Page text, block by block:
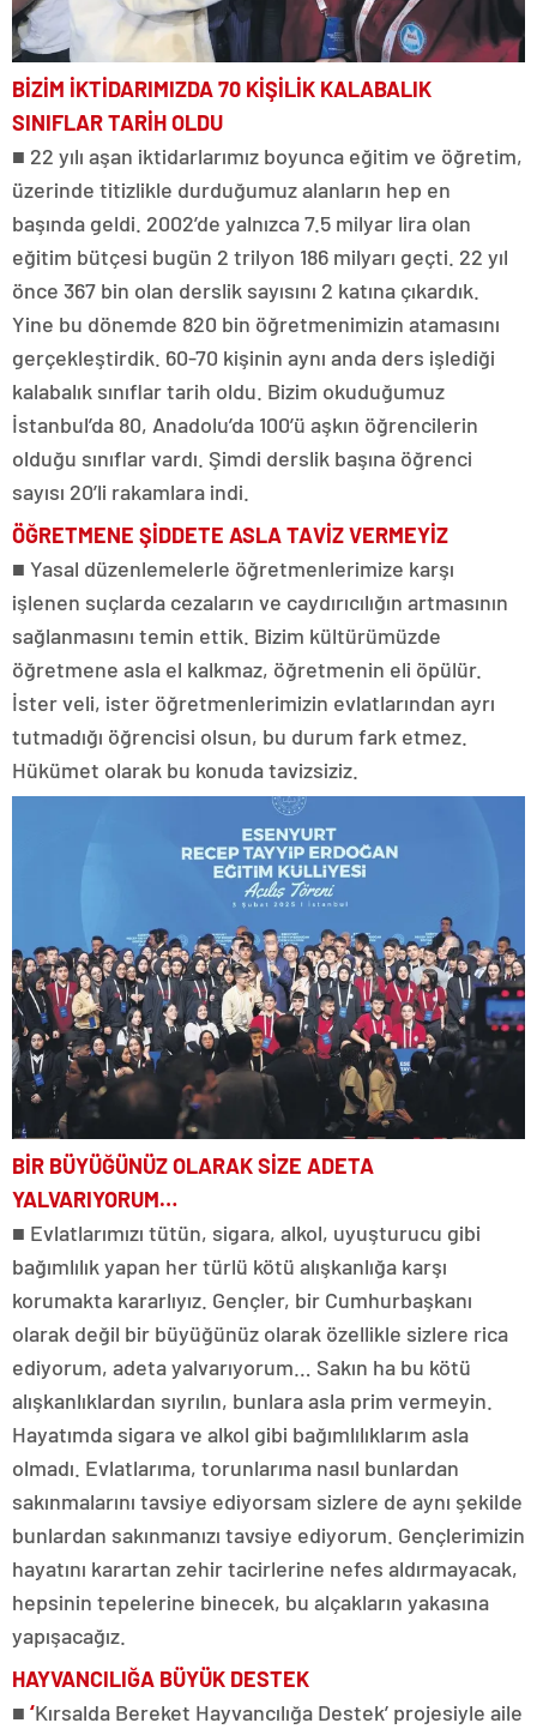
BİZİM İKTİDARIMIZDA70 KİŞİLİK KALABALIK
SINIFLAR TARİH OLDU
■ 22 yılı aşan iktidarlarımız boyunca eğitim ve öğretim,
üzerinde titizlikle durduğumuz alanların hep en
başında geldi. 2002’de yalnızca 7.5 milyar lira olan
eğitim bütçesi bugün 2 trilyon 186 milyarı geçti. 22 yıl
önce 367 bin olan derslik sayısını 2 katına çıkardık.
Yine bu dönemde 820 bin öğretmenimizin atamasını
gerçekleştirdik. 60-70 kişinin aynı anda ders işlediği
kalabalık sınıflar tarih oldu. Bizim okuduğumuz
İstanbul’da 80, Anadolu’da 100’ü aşkın öğrencilerin
olduğu sınıflar vardı. Şimdi derslik başına öğrenci
sayısı 20’li rakamlara indi.
ÖĞRETMENE ŞİDDETE ASLA TAVİZ VERMEYİZ
■ Yasal düzenlemelerle öğretmenlerimize karşı
işlenen suçlarda cezaların ve caydırıcılığın artmasının
sağlanmasını temin ettik. Bizim kültürümüzde
öğretmene asla el kalkmaz, öğretmenin eli öpülür.
İster veli, ister öğretmenlerimizin evlatlarından ayrı
tutmadığı öğrencisi olsun, bu durum fark etmez.
Hükümet olarak bu konuda tavizsiziz.
BİR BÜYÜĞÜNÜZ OLARAKSİZE ADETA
YALVARIYORUM…
■ Evlatlarımızı tütün, sigara, alkol, uyuşturucu gibi
bağımlılık yapan her türlü kötü alışkanlığa karşı
korumakta kararlıyız. Gençler, bir Cumhurbaşkanı
olarak değil bir büyüğünüz olarak özellikle sizlere rica
ediyorum, adeta yalvarıyorum… Sakın ha bu kötü
alışkanlıklardan sıyrılın, bunlara asla prim vermeyin.
Hayatımda sigara ve alkol gibi bağımlılıklarım asla
olmadı. Evlatlarıma, torunlarıma nasıl bunlardan
sakınmalarını tavsiye ediyorsam sizlere de aynı şekilde
bunlardan sakınmanızı tavsiye ediyorum. Gençlerimizin
hayatını karartan zehir tacirlerine nefes aldırmayacak,
hepsinin tepelerine binecek, bu alçakların yakasına
yapışacağız.
HAYVANCILIĞA BÜYÜK DESTEK
■ ‘Kırsalda Bereket Hayvancılığa Destek’ projesiyle aile